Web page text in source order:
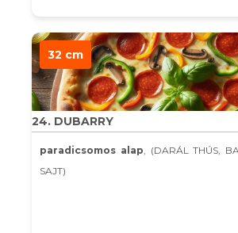
32 cm
24. DUBARRY
paradicsomos alap, (DARÁL THÚS,
SAJT)